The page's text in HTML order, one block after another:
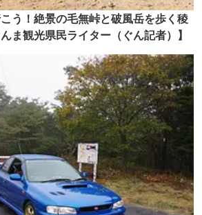
う！絶景の毛無峠と破風岳を歩く稜
観光県民ライター（ぐん記者）】